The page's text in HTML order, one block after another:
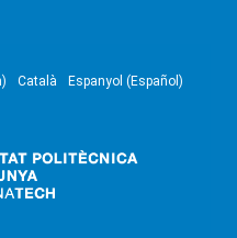
Català Espanyol (Español)